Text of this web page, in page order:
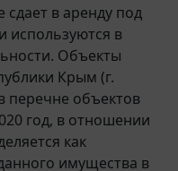
в аренду под
используются в
Объекты
Крым (г.
перечне объектов
год, в отношении
как
имущества в